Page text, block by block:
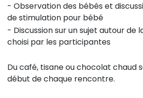
- Observation des bébés et
de stimulation pour bébé
- Discussion sur un sujet autour de
choisi par les participantes
Du café, tisane ou chocolat chaud
début de chaque rencontre.